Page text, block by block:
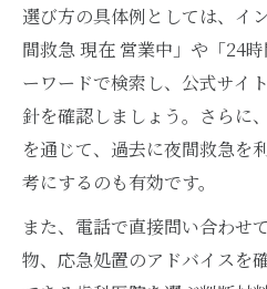
歯医者夜間救急を
囲
お金が不安な時に
ぶか
費用負担を抑える
ント
心配な夜間の歯痛を和
歯医者へ行くまでの
選び方の具体例としては、イ
間救急 現在 営業中」や「24
ーワードで検索し、公式サイ
針を確認しましょう。さらに
を通じて、過去に夜間救急を
考にするのも有効です。
また、電話で直接問い合わせ
物、応急処置のアドバイスを